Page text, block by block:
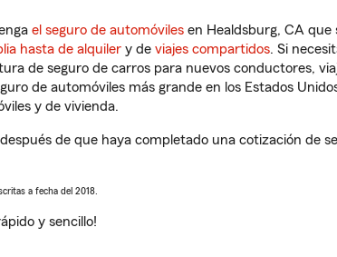
el seguro de automóviles en Healdsburg, CA que
hasta de alquiler y de viajes compartidos. Si
de seguro de carros para nuevos conductores,
de automóviles más grande en los Estados
y de vivienda.
de que haya completado una cotización de
a fecha del 2018.
y sencillo!